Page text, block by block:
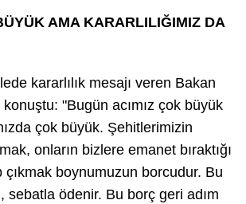
AMA KARARLILIĞIMIZ DA
kararlılık mesajı veren Bakan
"Bugün acımız çok büyük
çok büyük. Şehitlerimizin
onların bizlere emanet bıraktığı
çıkmak boynumuzun borcudur. Bu
sebatla ödenir. Bu borç geri adım